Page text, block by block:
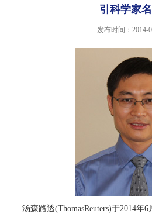
引科学家
发布时间：2014-
汤森路透(ThomasReuters)于2014年6